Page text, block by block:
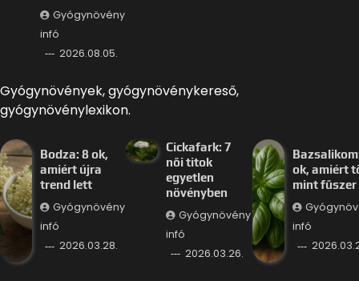
Gyógynövény
infó
2026.08.05.
Gyógynövények, gyógynövénykereső,
gyógynövénylexikon.
Bodza: 8 ok,
amiért újra
trend lett
Gyógynövény
infó
2026.03.28.
Cickafark: 7
női titok
egyetlen
növényben
Gyógynövény
infó
2026.03.26.
ok, amiért
mint fűszer
infó